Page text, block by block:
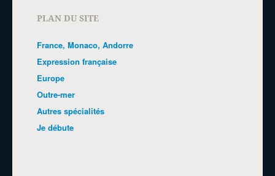
PLAN DU SITE
France, Monaco, Andorre
Expression française
Europe
Outre-mer
Autres spécialités
Je débute